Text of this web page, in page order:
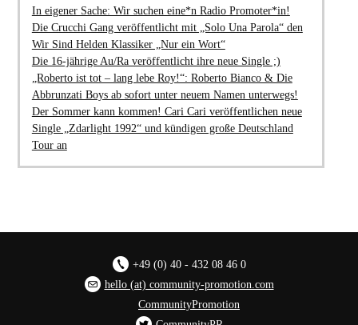
In eigener Sache: Wir suchen eine*n Radio Promoter*in!
Die Crucchi Gang veröffentlicht mit „Solo Una Parola“ den
Wir Sind Helden Klassiker „Nur ein Wort“
Die 16-jährige Au/Ra veröffentlicht ihre neue Single ;)
„Roberto ist tot – lang lebe Roy!“: Roberto Bianco & Die
Abbrunzati Boys ab sofort unter neuem Namen unterwegs!
Der Sommer kann kommen! Cari Cari veröffentlichen neue
Single „Zdarlight 1992“ und kündigen große Deutschland
Tour an
+49 (0) 40 - 432 08 46 0
hello (at) community-promotion.com
CommunityPromotion